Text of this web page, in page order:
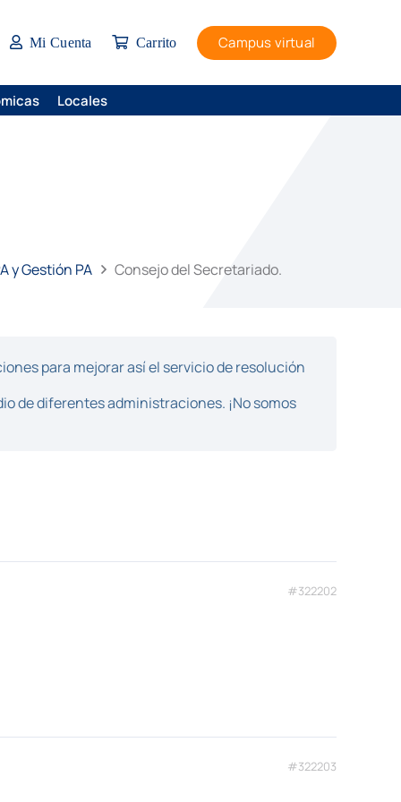
Mi Cuenta Carrito Campus virtual
Locales
y Gestión PA Consejo del Secretariado.
para mejorar así el servicio de resolución
de diferentes administraciones. ¡No somos
#322202
#322203